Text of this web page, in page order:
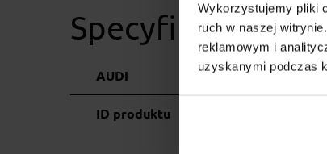
Wykorzystujemy pliki
ruch w naszej
reklamowym i
uzyskanymi podczas
Specyfikacja
AUDI
ID produktu